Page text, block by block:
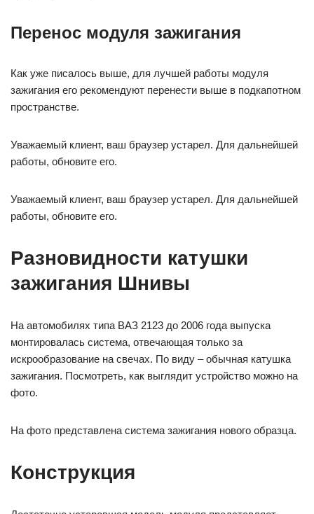
Перенос модуля зажигания
Как уже писалось выше, для лучшей работы модуля
зажигания его рекомендуют перенести выше в подкапотном
пространстве.
Уважаемый клиент, ваш браузер устарел. Для дальнейшей
работы, обновите его.
Уважаемый клиент, ваш браузер устарел. Для дальнейшей
работы, обновите его.
Разновидности катушки
зажигания Шнивы
На автомобилях типа ВАЗ 2123 до 2006 года выпуска
монтировалась система, отвечающая только за
искрообразование на свечах. По виду – обычная катушка
зажигания. Посмотреть, как выглядит устройство можно на
фото.
На фото представлена система зажигания нового образца.
Конструкция